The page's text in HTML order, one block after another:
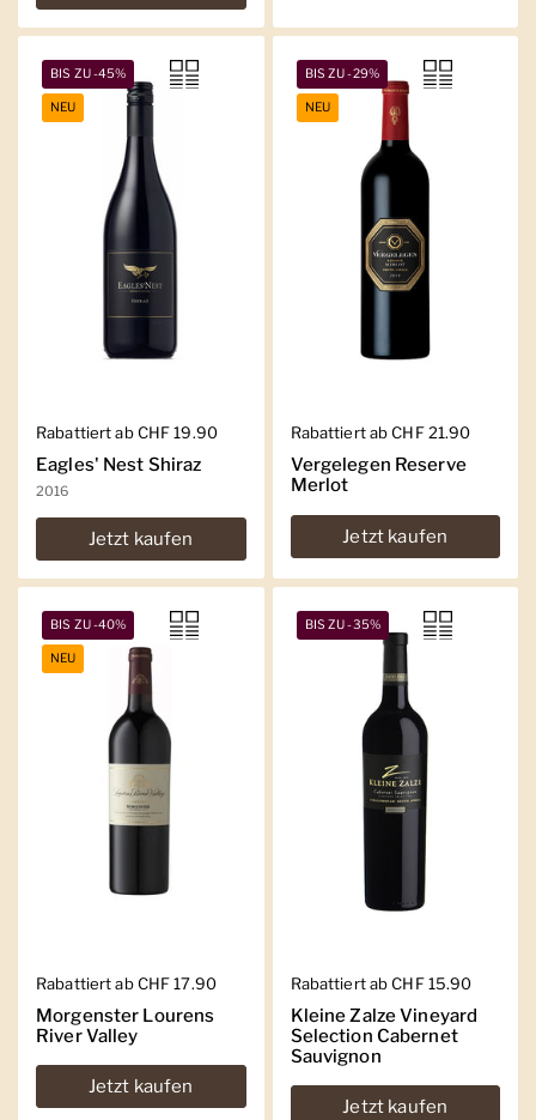
Regulärer Preis
Rabattiert ab CHF 19.90
Eagles' Nest Shiraz
2016
Jetzt kaufen
BIS ZU -45%
NEU
Regulärer Preis
Rabattiert ab CHF 21.90
Vergelegen Reserve
Merlot
Jetzt kaufen
BIS ZU -29%
NEU
Regulärer Preis
Rabattiert ab CHF 17.90
Morgenster Lourens
River Valley
Jetzt kaufen
BIS ZU -40%
NEU
Regulärer Preis
Rabattiert ab CHF 15.90
Kleine Zalze Vineyard
Selection Cabernet
Sauvignon
Jetzt kaufen
BIS ZU -35%